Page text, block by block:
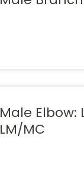
Male Elbow:
LM/MC